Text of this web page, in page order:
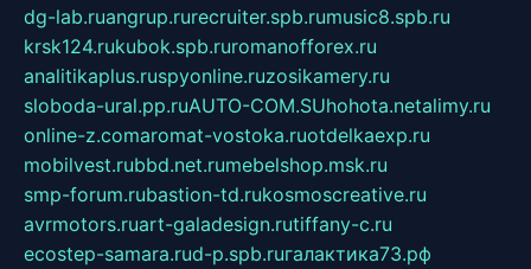
dg-lab.ruangrup.rurecruiter.spb.rumusic8.spb.ru
krsk124.rukubok.spb.ruromanofforex.ru
analitikaplus.ruspyonline.ruzosikamery.ru
sloboda-ural.pp.ruAUTO-COM.SUhohota.netalimy.ru
online-z.comaromat-vostoka.ruotdelkaexp.ru
mobilvest.rubbd.net.rumebelshop.msk.ru
smp-forum.rubastion-td.rukosmoscreative.ru
avrmotors.ruart-galadesign.rutiffany-c.ru
ecostep-samara.rud-p.spb.ruгалактика73.рф